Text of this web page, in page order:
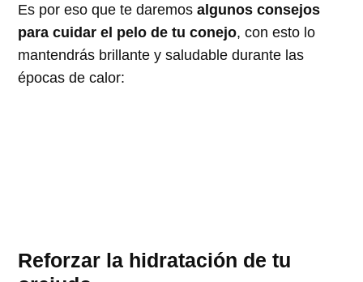
Es por eso que te daremosalgunos consejos
para cuidar el pelo de tu conejo, con esto lo
mantendrás brillante y saludable durante las
épocas de calor:
Reforzar la hidratación de tu